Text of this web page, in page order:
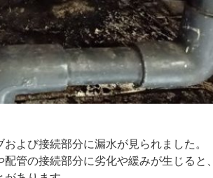
よび接続部分に漏水が見られました。
管の接続部分に劣化や緩みが生じると、